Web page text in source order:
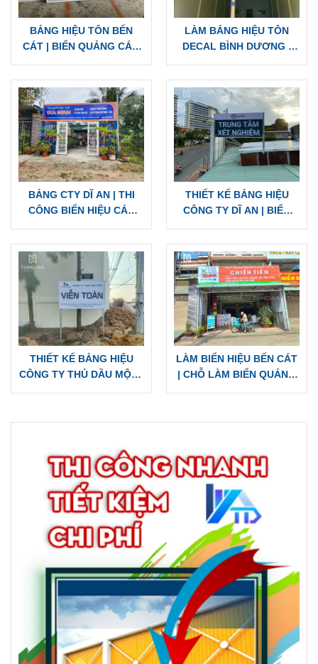
BẢNG HIỆU TÔN BẾN
CÁT | BIỂN QUẢNG CÁO
LÀM BẢNG HIỆU TÔN
DECAL BÌNH DƯƠNG |
LƯỢNG
BẢNG CTY DĨ AN | THI
CÔNG BIỂN HIỆU CÁC
THIẾT KẾ BẢNG HIỆU
CÔNG TY DĨ AN | BIỂN
INOX CÁC LOẠI
THIẾT KẾ BẢNG HIỆU
CÔNG TY THỦ DẦU MỘT |
LÀM BIỂN HIỆU BẾN CÁT
| CHỖ LÀM BIỂN QUẢNG